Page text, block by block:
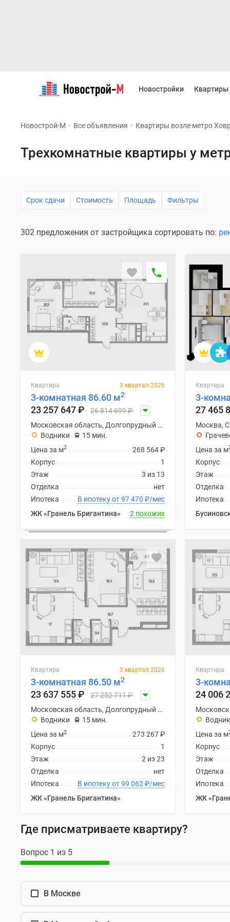
Новостройки
Новостройки
Новостройки
Специальные
застройщики
Панорамы
новостроек
Видеообзор
новостроек
новостроек
Подмосковья
комнатные
комнатные
комнатные
Квартиры
калькулятор
Семейная
Военная
ипотека
программы
недвижимости
эксперта
Покупателю
Экспертиза
новостроек
Контакты
#траншевая
Квартиры
скидками
Новостройки Квартиры
Новострой-М • Все объявления • Квартиры возле метро
Трехкомнатные квартиры у
Срок сдачи Стоимость Площадь Фильтры
302 предложения от застройщика сортировать по:
Квартира 3 квартал 2026
3-комнатная 86.60 м2
23 257 647₽ 26 814 699₽
Московская область, Долгопрудный городской округ
Водники
15 мин.
268 564₽
Цена за м2
1
Корпус
3 из 13
Этаж
нет
Отделка
В ипотеку от 97 470 ₽/мес
Ипотека
ЖК «Гранель Бригантина»
2 похожих
Квартира
3-
27 465
Москва,
Цена за м
Корпус
Этаж
Отделка
Ипотека
Квартира 3 квартал 2026
3-комнатная 86.50 м2
23 637 555₽ 27 252 711₽
Московская область, Долгопрудный городской округ
Водники
15 мин.
273 267₽
Цена за м2
1
Корпус
2 из 23
Этаж
нет
Отделка
В ипотеку от 99 062₽/мес
Ипотека
ЖК «Гранель Бригантина»
Квартира
3-
24 006
Цена за м
Корпус
Этаж
Отделка
Ипотека
ЖК
Где присматриваете квартиру?
Вопрос 1 из 5
В Москве